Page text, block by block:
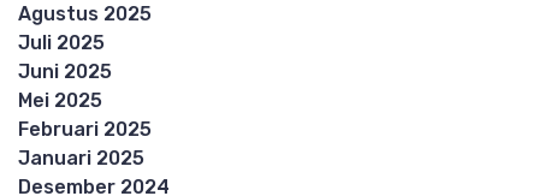
Agustus 2025
Juli 2025
Juni 2025
Mei 2025
Februari 2025
Januari 2025
Desember 2024